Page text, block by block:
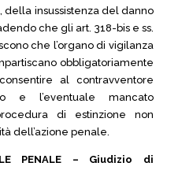
della insussistenza del danno
che gli art. 318-bis e ss.
che l’organo di vigilanza
obbligatoriamente
al contravventore
e l’eventuale mancato
di estinzione non
dell’azione penale.
PENALE – Giudizio di